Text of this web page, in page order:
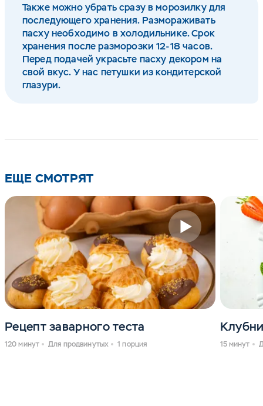
Также можно убрать сразу в морозилку для
последующего хранения. Размораживать
пасху необходимо в холодильнике. Срок
хранения после разморозки 12-18 часов.
Перед подачей украсьте пасху декором на
свой вкус. У нас петушки из кондитерской
глазури.
ЕЩЕ СМОТРЯТ
Рецепт заварного теста
120 минут Для продвинутых 1 порция 15 минут